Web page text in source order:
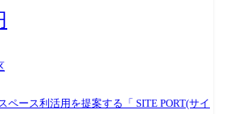
ペース利活用を提案する「 SITE PORT(サイ